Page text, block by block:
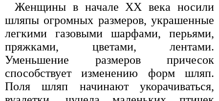
Женщины в начале XX века носили
шляпы огромных размеров, украшенные
легкими газовыми шарфами, перьями,
пряжками, цветами, лентами.
Уменьшение размеров причесок
способствует изменению форм шляп.
Поля шляп начинают укорачиваться,